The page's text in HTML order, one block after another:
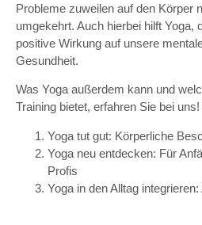
Probleme zuweilen auf den Körper
umgekehrt. Auch hierbei hilft Yoga,
positive Wirkung auf unsere
Gesundheit.
Was Yoga außerdem kann und
Training bietet, erfahren Sie bei uns!
Yoga tut gut: Körperliche
Yoga neu entdecken: Für
Profis
Yoga in den Alltag